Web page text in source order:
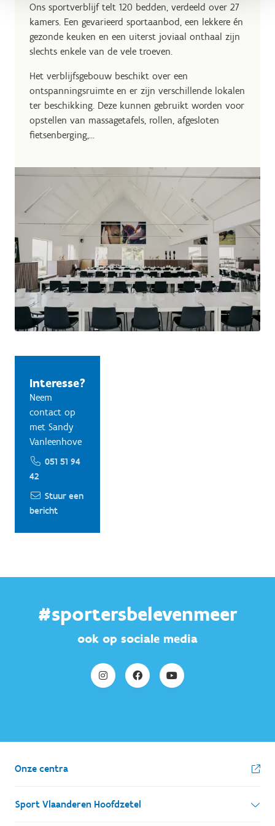
Ons sportverblijf telt 120 bedden, verdeeld over 27
kamers. Een gevarieerd sportaanbod, een lekkere én
gezonde keuken en een uiterst joviaal onthaal zijn
slechts enkele van de vele troeven.
Het verblijfsgebouw beschikt over een
ontspanningsruimte en er zijn verschillende lokalen
ter beschikking. Deze kunnen gebruikt worden voor
opstellen van massagetafels, rollen, afgesloten
fietsenberging,...
Interesse?
Neem
contact op
met Sandy
Vanleenhove
051 51 94
42
Stuur een
bericht
#sportersbelevenmeer
ook op sociale media
Onze centra
Sport Vlaanderen Hoofdzetel